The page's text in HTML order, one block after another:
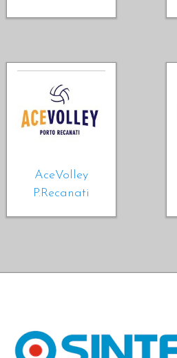
AceVolley
P.Recanati